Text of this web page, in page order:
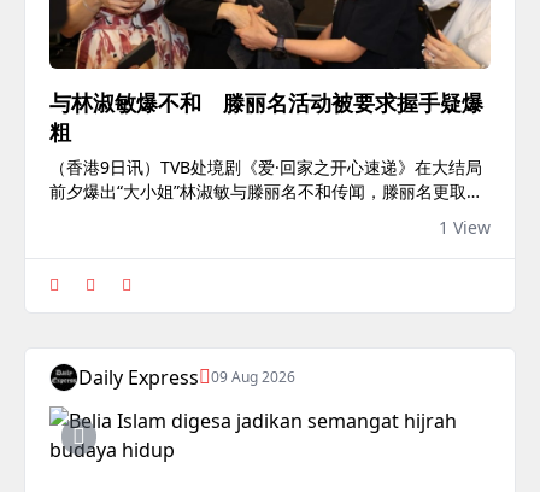
与林淑敏爆不和 滕丽名活动被要求握手疑爆
粗
（香港9日讯）TVB处境剧《爱·回家之开心速递》在大结局
前夕爆出“大小姐”林淑敏与滕丽名不和传闻，滕丽名更取消
关注林淑敏的IG帐号。7日举办的“回家派对”上，林淑敏与
滕丽名全程几乎零交流。港媒《星岛头条》报导，片中可
见，林淑敏与滕丽名被问到可否用行动证明是朋友，滕丽名
反应激烈地表示：“我们没说过是朋友，（同事？）当然
了，是同事，小傻瓜。”一旁的林淑敏则尴尬地笑。接著滕
什么问题？”二人很快握了一下手便随即松开。林淑敏笑言
不如背对背，贯彻剧中角色...
1 View
Daily Express 09 Aug 2026